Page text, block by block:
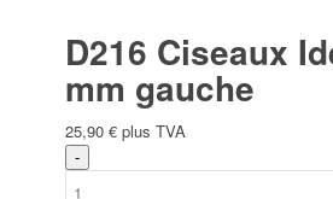
D216 Ciseaux
mm gauche
25,90 € plus TVA